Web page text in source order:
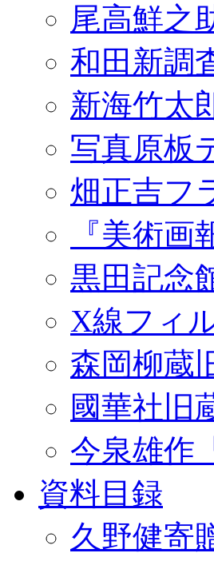
尾高鮮之
和田新調
新海竹太
写真原板
畑正吉フ
『美術
黒田記念
X線フィ
森岡柳蔵
國華社旧
今泉雄作
資料目録
久野健寄